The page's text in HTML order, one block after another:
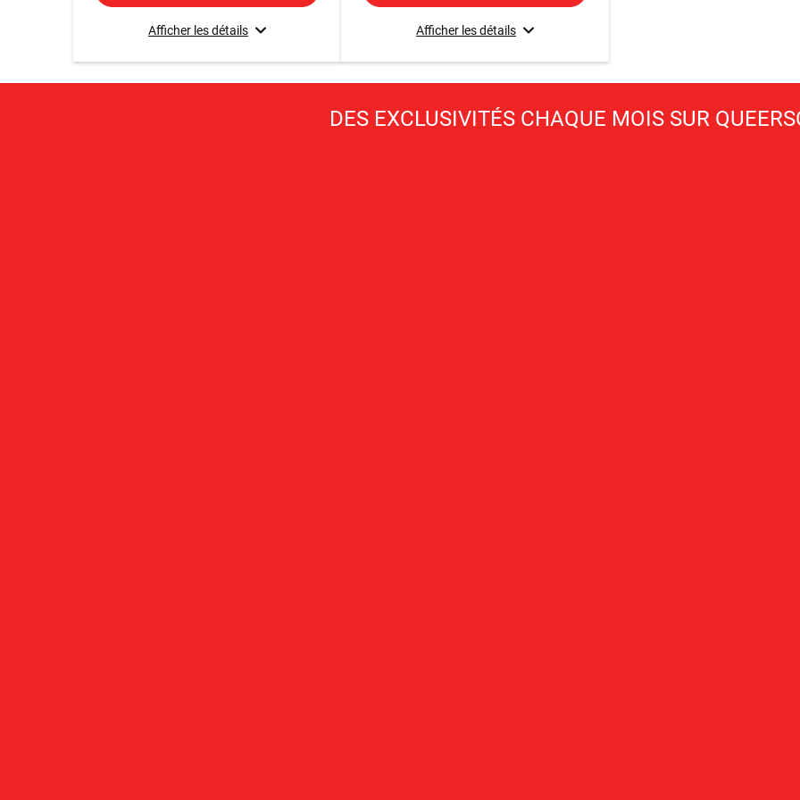
Afficher les détails Afficher les détails
DES EXCLUSIVITÉS CHAQUE MOIS SUR